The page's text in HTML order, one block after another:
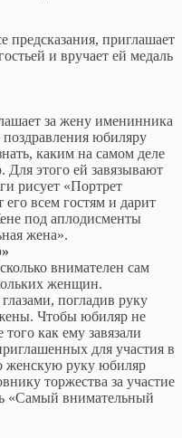
предсказания, приглашает
и вручает ей медаль
за жену именинника
поздравления юбиляру
каким на самом деле
Для этого ей завязывают
рисует «Портрет
всем гостям и дарит
под аплодисменты
жена».
внимателен сам
женщин.
погладив руку
Чтобы юбиляр не
как ему завязали
для участия в
женскую руку юбиляр
торжества за участие
«Самый внимательный